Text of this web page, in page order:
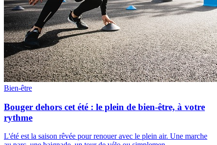
Bien-être
Bouger dehors cet été : le plein de bien-être, à votre
rythme
L'été est la saison rêvée pour renouer avec le plein air. Une marche